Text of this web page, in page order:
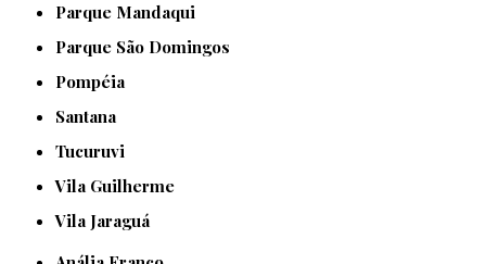
Parque Mandaqui
Parque São Domingos
Pompéia
Santana
Tucuruvi
Vila Guilherme
Vila Jaraguá